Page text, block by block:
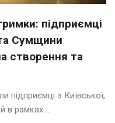
підприємці
Сумщини
створення та
підприємці з Київської,
в рамках ...